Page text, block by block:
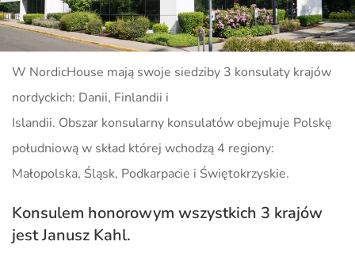
W NordicHouse mają swoje siedziby 3 konsulaty krajów
nordyckich: Danii, Finlandii i
Islandii. Obszar konsularny konsulatów obejmuje Polskę
południową w skład której wchodzą 4 regiony:
Małopolska, Śląsk, Podkarpacie i Świętokrzyskie.
Konsulem honorowym wszystkich 3 krajów
jestJanusz Kahl.